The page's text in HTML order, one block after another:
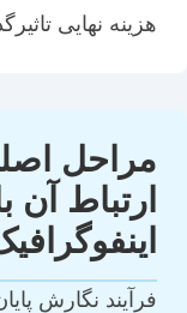
هزینه نهایی
مراحل
ارتباط
فرآیند نگارش